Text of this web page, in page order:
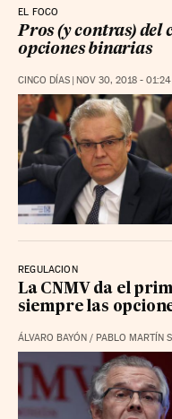
EL FOCO
Pros (y contras) del
opciones binarias
CINCO DÍAS NOV 30, 2018 - 01:24
REGULACION
La CNMV da el
siempre las
ÁLVARO BAYÓN / PABLO MARTÍN